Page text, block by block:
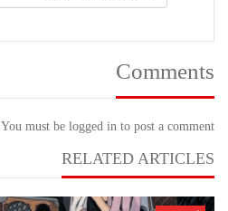
Comments
You must be logged in to post a comment.
RELATED ARTICLES